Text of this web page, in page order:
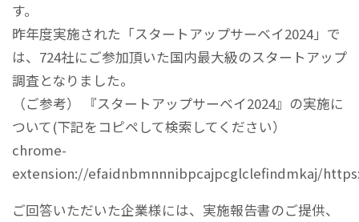
す。
昨年度実施された「スタートアップサーベイ2024」で
は、724社にご参加頂いた国内最大級のスタートアップ
調査となりました。
（ご参考） 『スタートアップサーベイ2024』の実施に
ついて(下記をコピペして検索してください）
chrome-
extension://efaidnbmnnnibpcajpcglclefindmkaj/
ご回答いただいた企業様には、実施報告書のご提供、